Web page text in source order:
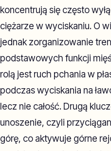
koncentrują się często
ciężarze w wyciskaniu. O
jednak zorganizowanie
podstawowych funkcji
rolą jest ruch pchania w
podczas wyciskania na
lecz nie całość. Drugą
unoszenie, czyli
górę, co aktywuje górne